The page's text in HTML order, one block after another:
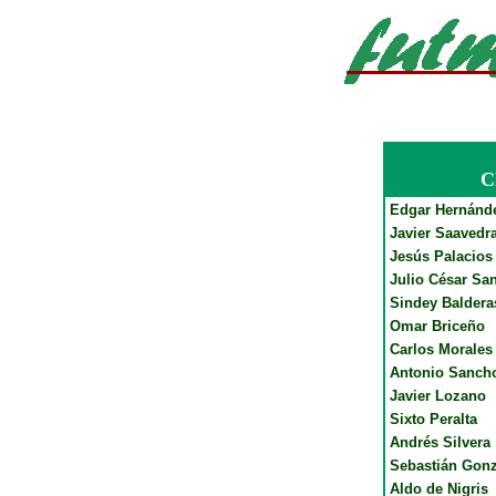
Edgar
Javier
Jesús Palacios
Julio César
Sindey
Omar Briceño
Carlos Morales
Antonio
Javier Lozano
Sixto Peralta
Andrés Silvera
Sebastián
Aldo de Nigris